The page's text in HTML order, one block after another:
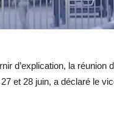
d’explication, la
et 28 juin, a déclaré le